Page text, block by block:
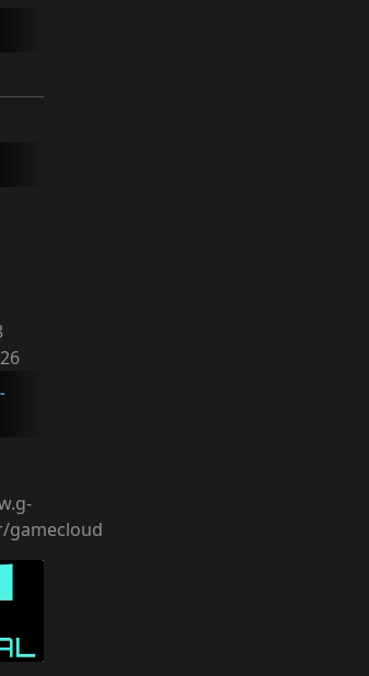
gamecloud